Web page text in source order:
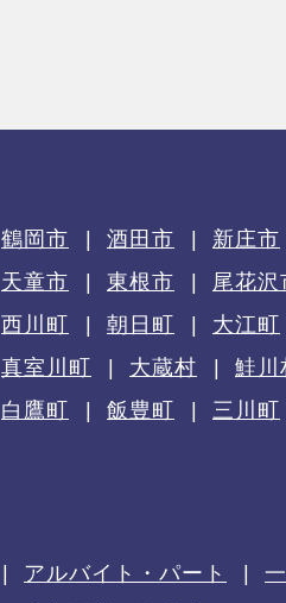
鶴岡市 酒田市
新庄市
天童市 東根市
尾花沢
西川町 朝日町
大江町
真室川町 大蔵村
鮭川
白鷹町 飯豊町
三川町
アルバイト・パート